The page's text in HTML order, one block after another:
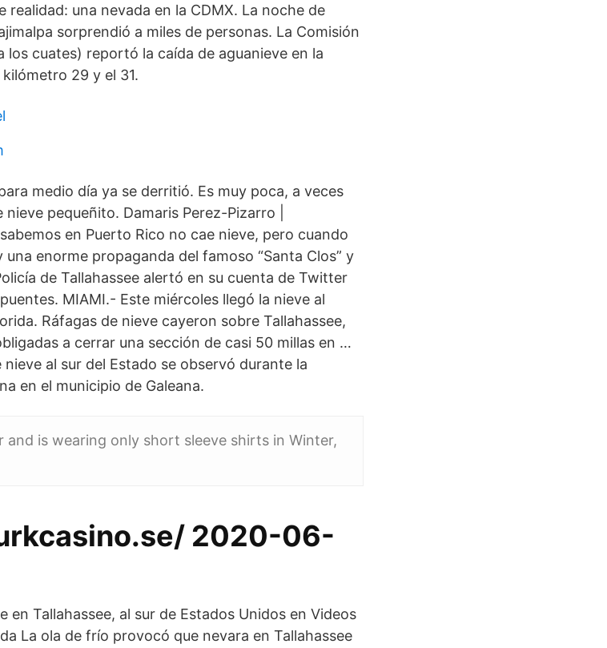
una nevada en la CDMX. La noche de
sorprendió a miles de personas. La Comisión
los cuates) reportó la caída de aguanieve en la
29 y el 31.
medio día ya se derritió. Es muy poca, a veces
pequeñito. Damaris Perez-Pizarro |
en Puerto Rico no cae nieve, pero cuando
enorme propaganda del famoso “Santa Clos” y
de Tallahassee alertó en su cuenta de Twitter
MIAMI.- Este miércoles llegó la nieve al
Ráfagas de nieve cayeron sobre Tallahassee,
a cerrar una sección de casi 50 millas en …
al sur del Estado se observó durante la
en el municipio de Galeana.
and is wearing only short sleeve shirts in Winter,
2020-06-
en Tallahassee, al sur de Estados Unidos en Videos
La ola de frío provocó que nevara en Tallahassee